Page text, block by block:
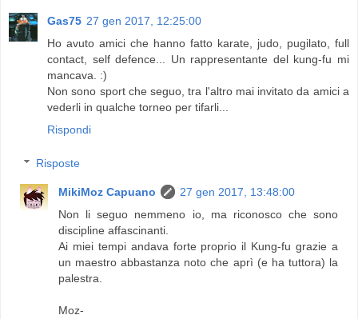
Gas75 27 gen 2017, 12:25:00
Ho avuto amici che hanno fatto karate, judo, pugilato, full
contact, self defence... Un rappresentante del kung-fu mi
mancava. :)
Non sono sport che seguo, tra l'altro mai invitato da amici a
vederli in qualche torneo per tifarli...
Rispondi
Risposte
MikiMoz Capuano
27 gen 2017, 13:48:00
Non li seguo nemmeno io, ma riconosco che sono
discipline affascinanti.
Ai miei tempi andava forte proprio il Kung-fu grazie a
un maestro abbastanza noto che aprì (e ha tuttora) la
palestra.
Moz-